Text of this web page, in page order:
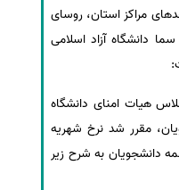
مراکز استان، روسای
دانشگاه آزاد اسلامی
هیات امنای دانشگاه
مقرر شد نرخ شهریه
دانشجویان به شرح زیر